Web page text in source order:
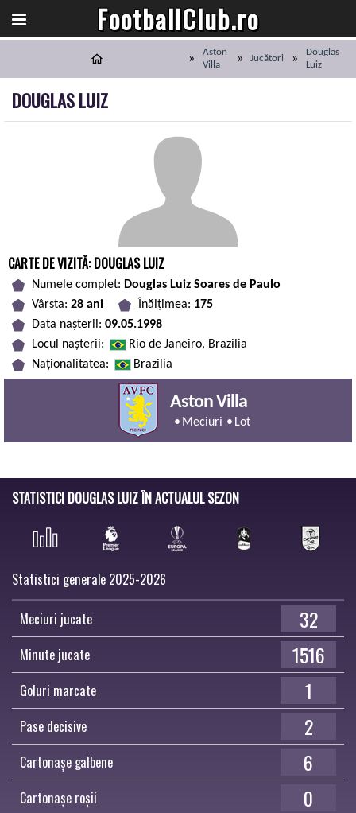
FootballClub.ro
Aston
Villa
Jucători
Douglas
Luiz
DOUGLAS LUIZ
CARTE DE VIZITĂ: DOUGLAS LUIZ
Numele complet: Douglas Luiz Soares de Paulo
Vârsta: 28 ani Înălțimea: 175
Data nașterii: 09.05.1998
Locul nașterii:
Rio de Janeiro, Brazilia
Naționalitatea:
Brazilia
Aston Villa
Meciuri Lot
STATISTICI DOUGLAS LUIZ ÎN ACTUALUL SEZON
Statistici generale 2025-2026
Meciuri jucate 32
Minute jucate 1516
Goluri marcate 1
Pase decisive 2
Cartonașe galbene 6
Cartonașe roșii 0